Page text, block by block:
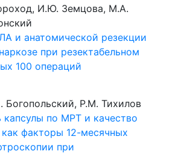
И.Ю. Земцова, М.А.
и анатомической резекции
при резектабельном
100 операций
Богопольский, Р.М. Тихилов
капсулы по МРТ и качество
факторы 12-месячных
при